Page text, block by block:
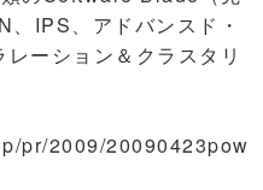
IPS、アドバンスド・
ーション＆クラスタリ
pr/2009/20090423pow